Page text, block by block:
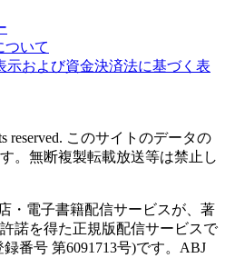
ついて
示および資金決済法に基づく表
reserved. このサイトのデータの
。無断複製転載放送等は禁止し
・電子書籍配信サービスが、著
諾を得た正規版配信サービスで
番号 第6091713号)です。ABJ